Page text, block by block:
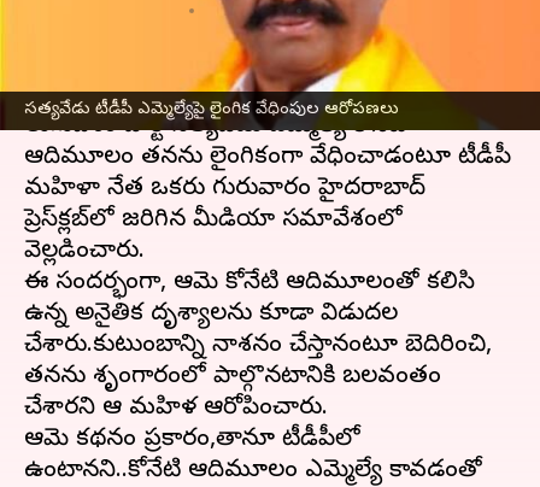
సత్యవేడు టీడీపీ ఎమ్మెల్యేపై లైంగిక వేధింపుల ఆరోపణలు
Sep 05, 2024 01:40 pm
తెలుగుదేశం పార్టీ సత్యవేడు ఎమ్మెల్యే కోనేటి
ఆదిమూలం తనను లైంగికంగా వేధించాడంటూ టీడీపీ
మహిళా నేత ఒకరు గురువారం హైదరాబాద్
ప్రెస్‌క్లబ్‌లో జరిగిన మీడియా సమావేశంలో
వెల్లడించారు.
ఈ సందర్భంగా, ఆమె కోనేటి ఆదిమూలంతో కలిసి
ఉన్న అనైతిక దృశ్యాలను కూడా విడుదల
చేశారు.కుటుంబాన్ని నాశనం చేస్తానంటూ బెదిరించి,
తనను శృంగారంలో పాల్గొనటానికి బలవంతం
చేశారని ఆ మహిళ ఆరోపించారు.
ఆమె కథనం ప్రకారం,తానూ టీడీపీలో
ఉంటానని..కోనేటి ఆదిమూలం ఎమ్మెల్యే కావడంతో